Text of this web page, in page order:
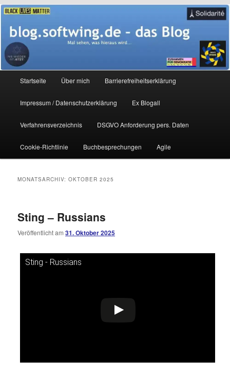
Zum
primären
Inhalt
springen
Zum
sekundären
Inhalt
springen
blog.softwing.de – das Blog
Mal sehen, was hieraus wird…
Startseite Über mich Barrierefreiheitserklärung
Impressum / Datenschutzerklärung Ex Blogall
Verfahrensverzeichnis DSGVO Anforderung pers. Daten
Cookie-Richtlinie Buchbesprechungen Agile
MONATSARCHIV:OKTOBER 2025
Sting – Russians
Veröffentlicht am31. Oktober 2025
Sting - Russians